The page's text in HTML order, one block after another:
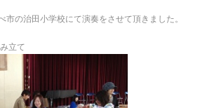
の治田小学校にて演奏をさせて頂きました。
立て